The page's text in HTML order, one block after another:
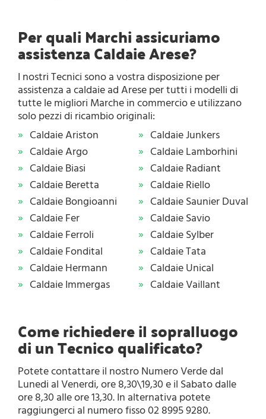
Per quali Marchi assicuriamo
assistenza Caldaie Arese?
I nostri Tecnici sono a vostra disposizione per
assistenza a caldaie ad Arese per tutti i modelli di
tutte le migliori Marche in commercio e utilizzano
solo pezzi di ricambio originali:
Caldaie Ariston
Caldaie Argo
Caldaie Biasi
Caldaie Beretta
Caldaie Bongioanni
Caldaie Fer
Caldaie Ferroli
Caldaie Fondital
Caldaie Hermann
Caldaie Immergas
Caldaie Junkers
Caldaie Lamborhini
Caldaie Radiant
Caldaie Riello
Caldaie Saunier Duval
Caldaie Savio
Caldaie Sylber
Caldaie Tata
Caldaie Unical
Caldaie Vaillant
Come richiedere il sopralluogo
di un Tecnico qualificato?
Potete contattare il nostro Numero Verde dal
Lunedi al Venerdi, ore 8,30\19,30 e il Sabato dalle
ore 8,30 alle ore 13,30. In alternativa potete
raggiungerci al numero fisso 02 8995 9280.